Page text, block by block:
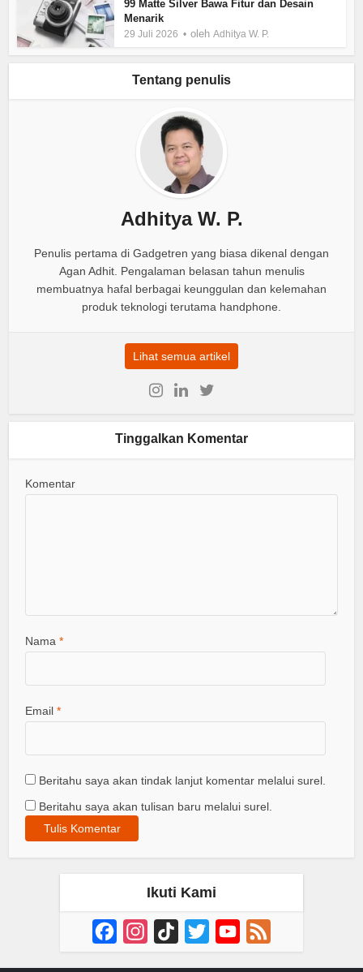
99 Matte Silver Bawa Fitur dan Desain
Menarik
29 Juli 2026 olehAdhitya W. P.
Tentang penulis
Adhitya W. P.
Penulis pertama di Gadgetren yang biasa dikenal dengan
Agan Adhit. Pengalaman belasan tahun menulis
membuatnya hafal berbagai keunggulan dan kelemahan
produk teknologi terutama handphone.
Lihat semua artikel
Tinggalkan Komentar
Komentar
Nama*
Email*
Beritahu saya akan tindak lanjut komentar melalui surel.
Beritahu saya akan tulisan baru melalui surel.
Ikuti Kami
FacebookInstagram
TikTok Twitter YouTube
Channel